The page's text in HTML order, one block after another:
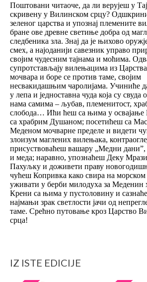
Поштовани читаоче, да ли верујеш у
скривену у Вилинском срцу?
зеленог царства и упознај племените
бране ове древне светиње добра од
следбеника зла. Знај да је њихово
смех, а најоданији савезник управо
својим чудесним тајнама и моћима.
супротстављају вилењацима из
мочвара и боре се против таме, својим
несвакидашњим чаролијама. Учиниће
у лепа и једноставна чуда која су свуда
нама самима ‒ љубав, племенитост,
слобода… Ићи ћеш са њима у освајање
са храбрим Душаном; посетићеш са
Меденом мочварне пределе и видети
злоизум маглених вилењака,
присуствоваћеш вашару „Медни дани”,
и меда; наравно, упознаћеш Деку
Пахуљку и доживети праву
чућеш Копривка како свира на морском
уживати у берби милодуха за Меденин
Крени са њима у пустоловину и
најмањи зрак светлости јачи од
таме. Срећно путовање кроз Царство
срца!
IZ ISTE EDICIJE